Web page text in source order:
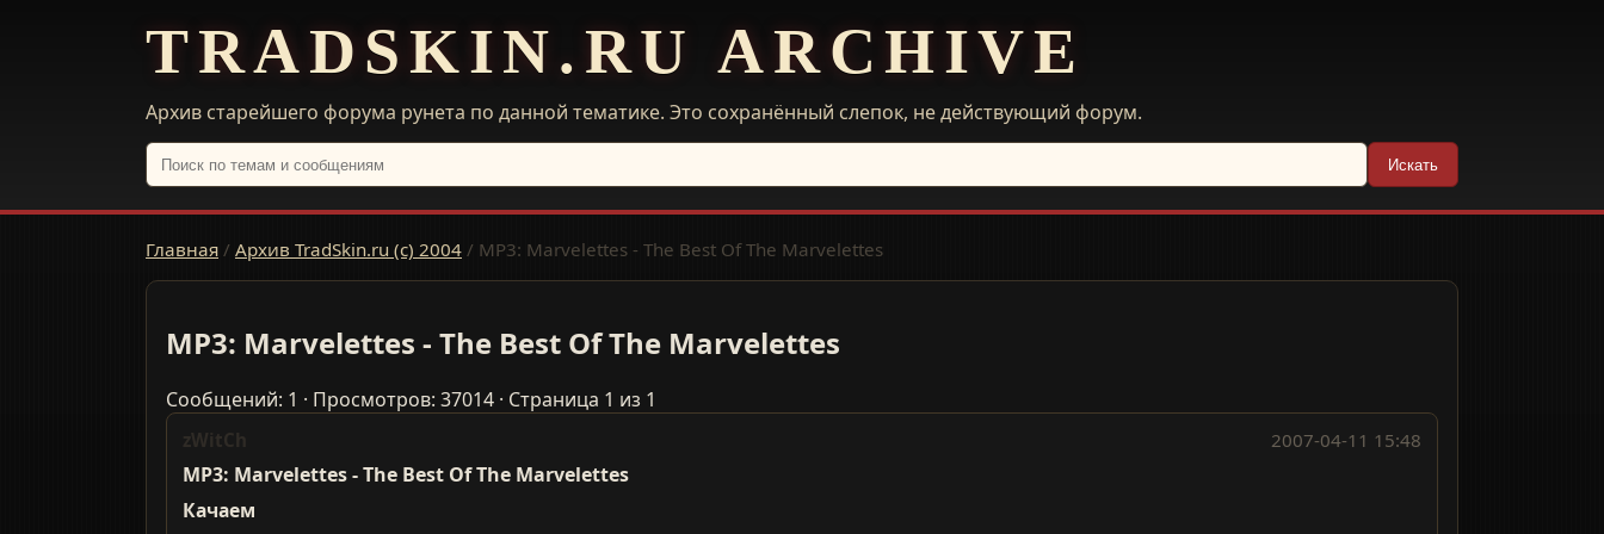
TRADSKIN.RU ARCHIVE
Архив старейшего форума рунета по данной тематике. Это сохранённый слепок, не действующий форум.
Искать
Главная / Архив TradSkin.ru (с) 2004 / MP3: Marvelettes - The Best Of The Marvelettes
MP3: Marvelettes - The Best Of The Marvelettes
Сообщений: 1 · Просмотров: 37014 · Страница 1 из 1
zWitCh 2007-04-11 15:48
MP3: Marvelettes - The Best Of The Marvelettes
Качаем